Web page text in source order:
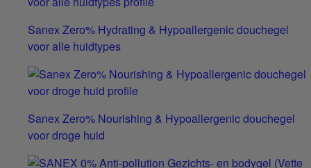
Sanex Zero% Hydrating & Hypoallergenic douchegel
voor alle huidtypes
Sanex Zero% Nourishing & Hypoallergenic douchegel
voor droge huid